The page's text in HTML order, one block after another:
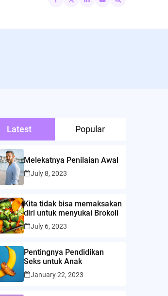
for:
Latest Popular
Melekatnya Penilaian Awal
July 8, 2023
Kita tidak bisa memaksakan
diri untuk menyukai Brokoli
July 6, 2023
Pentingnya Pendidikan
Seks untuk Anak
January 22, 2023